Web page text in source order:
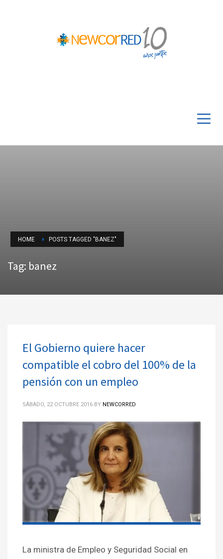
HOME POSTS TAGGED "BANEZ"
Tag: banez
El Gobierno quiere hacer
compatible el cobro del 100% de la
pensión con un empleo
SÁBADO, 22 OCTUBRE 2016 BY NEWCORRED
La ministra de Empleo y Seguridad Social en